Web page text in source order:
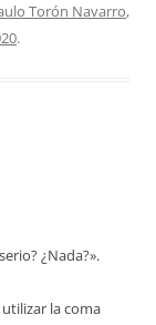
Torón Navarro,
.
¿Nada?».
la coma